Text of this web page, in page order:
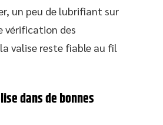
un peu de lubrifiant sur
vérification des
valise reste fiable au fil
dans de bonnes